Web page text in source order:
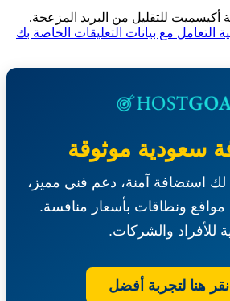
للتقليل من البريد المزعجة.
مع بيانات التعليقات الخاصة بك
موثوقة
آمنة، دعم فني مميز،
ونطاقات بأسعار منافسة.
والشركات.
هنا لتجربة أفضل